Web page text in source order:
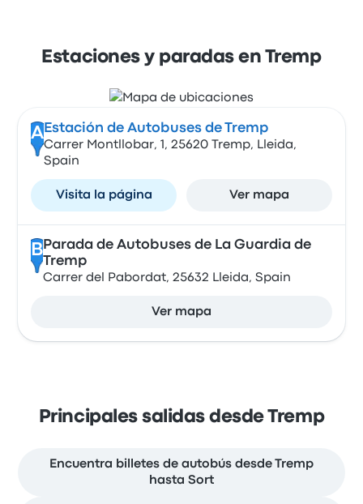
Estaciones y paradas en Tremp
A Estación de Autobuses de Tremp
Carrer Montllobar, 1, 25620 Tremp, Lleida,
Spain
Visita la página Ver mapa
B Parada de Autobuses de La Guardia de
Tremp
Carrer del Pabordat, 25632 Lleida, Spain
Ver mapa
Principales salidas desde Tremp
Encuentra billetes de autobús desde Tremp
hasta Sort